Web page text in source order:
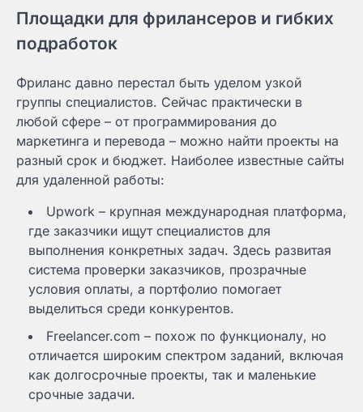
Площадки для фрилансеров и гибких
подработок
Фриланс давно перестал быть уделом узкой
группы специалистов. Сейчас практически в
любой сфере – от программирования до
маркетинга и перевода – можно найти проекты на
разный срок и бюджет. Наиболее известные сайты
для удаленной работы:
Upwork – крупная международная платформа,
где заказчики ищут специалистов для
выполнения конкретных задач. Здесь развитая
система проверки заказчиков, прозрачные
условия оплаты, а портфолио помогает
выделиться среди конкурентов.
Freelancer.com – похож по функционалу, но
отличается широким спектром заданий, включая
как долгосрочные проекты, так и маленькие
срочные задачи.